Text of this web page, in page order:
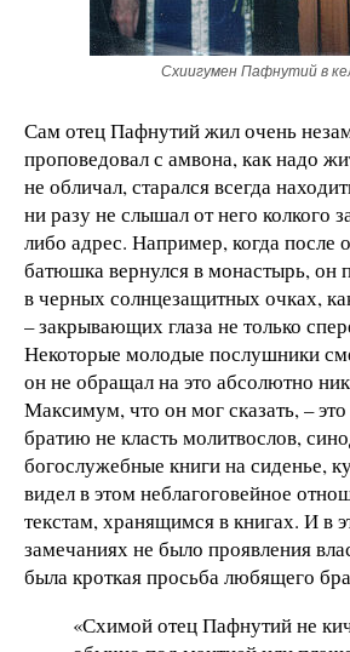
Схиигумен Пафнутий в
Сам отец Пафнутий жил очень
проповедовал с амвона, как надо
не обличал, старался всегда
ни разу не слышал от него колкого
либо адрес. Например, когда после
батюшка вернулся в монастырь, он
в черных солнцезащитных очках,
– закрывающих глаза не только
Некоторые молодые послушники
он не обращал на это абсолютно
Максимум, что он мог сказать, –
братию не класть молитвослов,
богослужебные книги на сиденье,
видел в этом неблагоговейное
текстам, хранящимся в книгах. И в
замечаниях не было проявления
была кроткая просьба любящего
«Схимой отец Пафнутий не